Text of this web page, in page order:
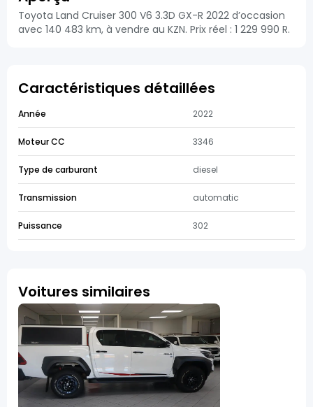
Toyota Land Cruiser 300 V6 3.3D GX-R 2022 d’occasion
avec 140 483 km, à vendre au KZN. Prix réel : 1 229 990 R.
Caractéristiques détaillées
Année 2022
Moteur CC 3346
Type de carburant diesel
Transmission automatic
Puissance 302
Voitures similaires